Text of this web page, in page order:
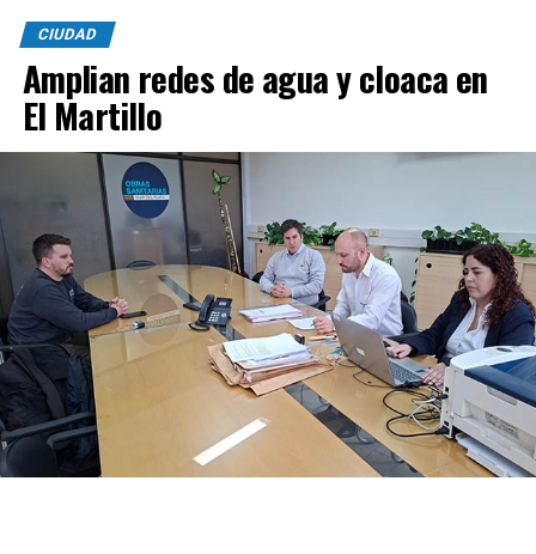
CIUDAD
Amplian redes de agua y cloaca en
El Martillo